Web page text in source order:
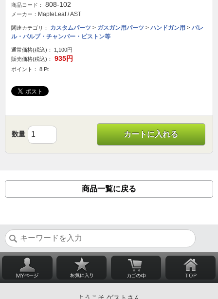
商品コード： 808-102
メーカー： MapleLeaf / AST
関連カテゴリ： カスタムパーツ > ガスガン用パーツ > ハンドガン用 > バレ
ル・バルブ・チャンバー・ピストン等
通常価格(税込)：
1,100円
販売価格(税込)：
935円
ポイント： 8 Pt
数量 カートに入れる
商品一覧に戻る
ようこそ ゲストさん